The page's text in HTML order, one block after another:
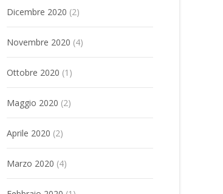
Dicembre 2020 (2)
Novembre 2020 (4)
Ottobre 2020 (1)
Maggio 2020 (2)
Aprile 2020 (2)
Marzo 2020 (4)